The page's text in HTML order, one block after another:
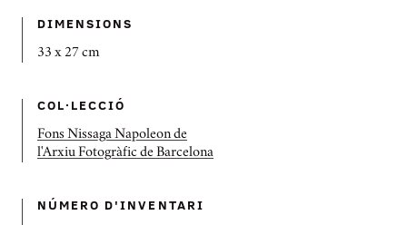
DIMENSIONS
33 x 27 cm
COL·LECCIÓ
Fons Nissaga Napoleon de
l'Arxiu Fotogràfic de Barcelona
NÚMERO D'INVENTARI